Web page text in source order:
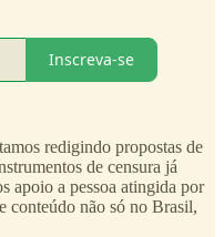
Inscreva-se
redigindo propostas de
de censura já
apoio a pessoa atingida por
conteúdo não só no Brasil,